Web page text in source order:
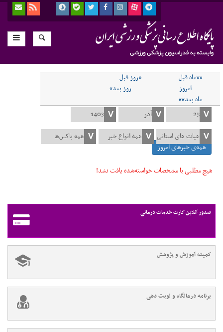
««ماه قبل
«روز قبل
امروز
روز بعد»
ماه بعد»»
همه‌ی خبرهای امروز
هیچ مطلبی با مشخصات خواسته‌شده یافت نشد!
صدور آنلاین کارت خدمات درمانی
کمیته آموزش و پژوهش
برنامه درمانگاه و نوبت دهی